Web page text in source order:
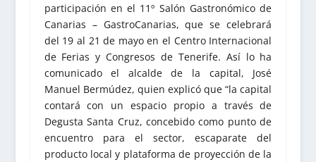
participación en el 11º Salón Gastronómico de
Canarias – GastroCanarias, que se celebrará
del 19 al 21 de mayo en el Centro Internacional
de Ferias y Congresos de Tenerife. Así lo ha
comunicado el alcalde de la capital, José
Manuel Bermúdez, quien explicó que “la capital
contará con un espacio propio a través de
Degusta Santa Cruz, concebido como punto de
encuentro para el sector, escaparate del
producto local y plataforma de proyección de la